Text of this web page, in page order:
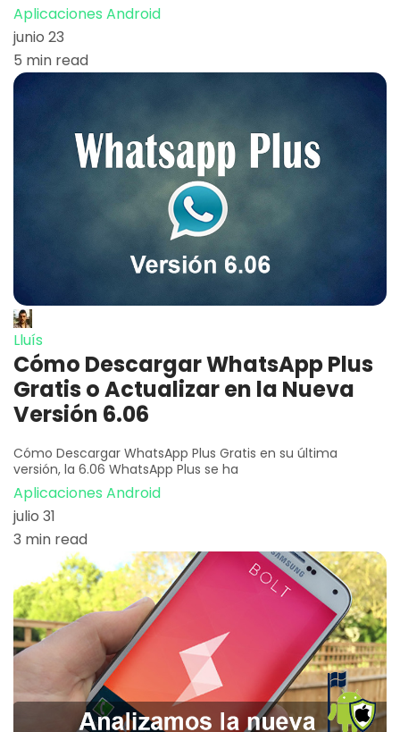
Aplicaciones Android
junio 23
5 min read
Lluís
Cómo Descargar WhatsApp Plus
Gratis o Actualizar en la Nueva
Versión 6.06
Cómo Descargar WhatsApp Plus Gratis en su última
versión, la 6.06 WhatsApp Plus se ha
Aplicaciones Android
julio 31
3 min read